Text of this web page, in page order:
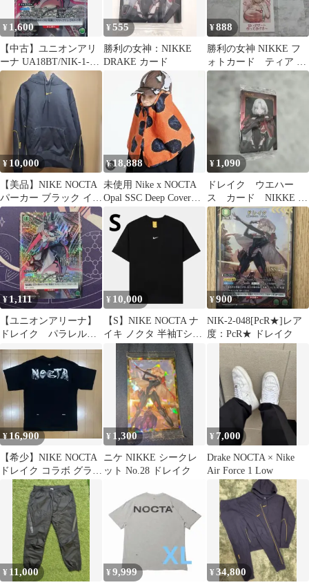
¥ 1,600
【中古】ユニオンアリ
ーナ UA18BT/NIK-1-
087[R★]：(キラ)ドレイ
ク(ホロ箔押し)
¥555
勝利の女神：NIKKE
DRAKE カード
¥888
勝利の女神 NIKKE フ
ォトカード ティア ド
レイク トロニー
¥ 10,000
【美品】NIKE NOCTA
パーカー ブラック イエ
ロー
¥18,888
未使用 Nike x NOCTA
Opal SSC Deep Cover
¥ 1,090
ドレイク ウエハー
ス カード NIKKE 未
開封
¥1,111
【ユニオンアリーナ】
ドレイク パラレル
勝利の女神：NIKKE
¥ 10,000
【S】NIKE NOCTA ナ
イキ ノクタ 半袖Tシャ
¥900
NIK-2-048[PcR★]レア
度：PcR★ ドレイク
¥ 16,900
【希少】NIKE NOCTA
ドレイク コラボ グラフ
ィック Tシャツ S 黒
¥ 1,300
ニケ NIKKE シークレ
ット No.28 ドレイク
¥ 7,000
Drake NOCTA × Nike
Air Force 1 Low
¥ 11,000 ¥ 9,999 ¥34,800